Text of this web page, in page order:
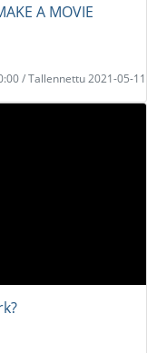
A MOVIE
/ Tallennettu 2021-05-11